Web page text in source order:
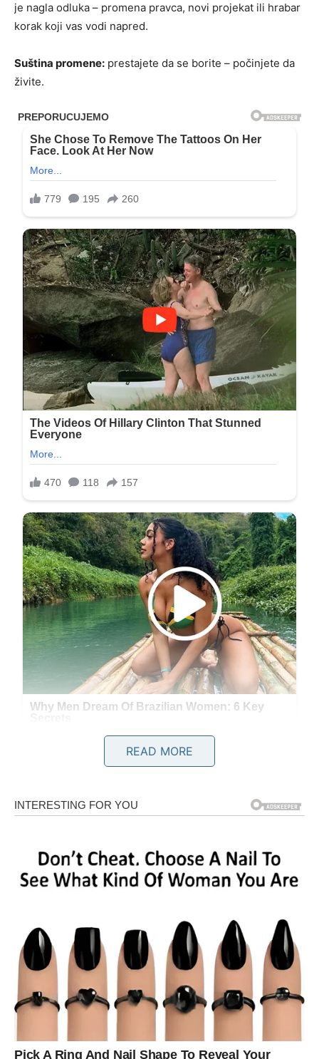
je nagla odluka – promena pravca, novi projekat ili hrabar
korak koji vas vodi napred.
Suština promene: prestajete da se borite – počinjete da
živite.
BIK – SIGURNOST NA NOVI
NAČIN
Za Bikove, promene dolaze tiho, ali duboko. U bliskoj
READ MORE